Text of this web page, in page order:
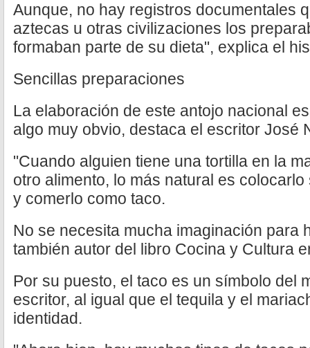
Aunque, no hay registros documentales
aztecas u otras civilizaciones los
formaban parte de su dieta", explica el
Sencillas preparaciones
La elaboración de este antojo nacional
algo muy obvio, destaca el escritor José
"Cuando alguien tiene una tortilla en la
otro alimento, lo más natural es
y comerlo como taco.
No se necesita mucha imaginación para
también autor del libro Cocina y Cultura
Por su puesto, el taco es un símbolo del
escritor, al igual que el tequila y el
identidad.